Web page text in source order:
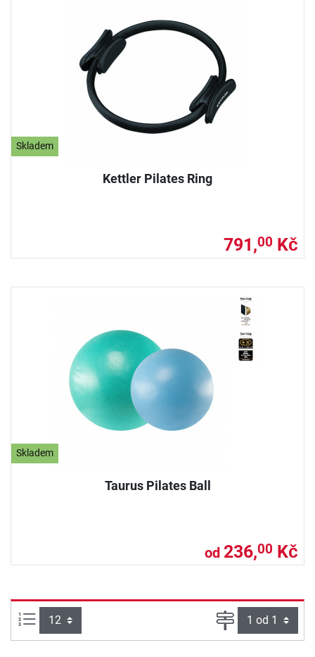
Skladem
Kettler Pilates Ring
791,00 Kč
Skladem
Taurus Pilates Ball
od 236,00 Kč
Počet výrobků na straně: Strana